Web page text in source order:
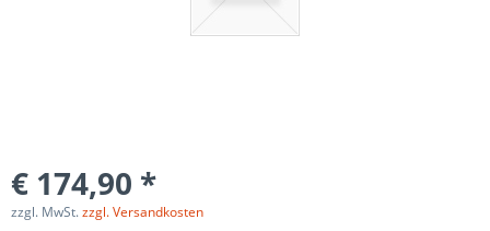
€ 174,90 *
zzgl. MwSt.zzgl. Versandkosten